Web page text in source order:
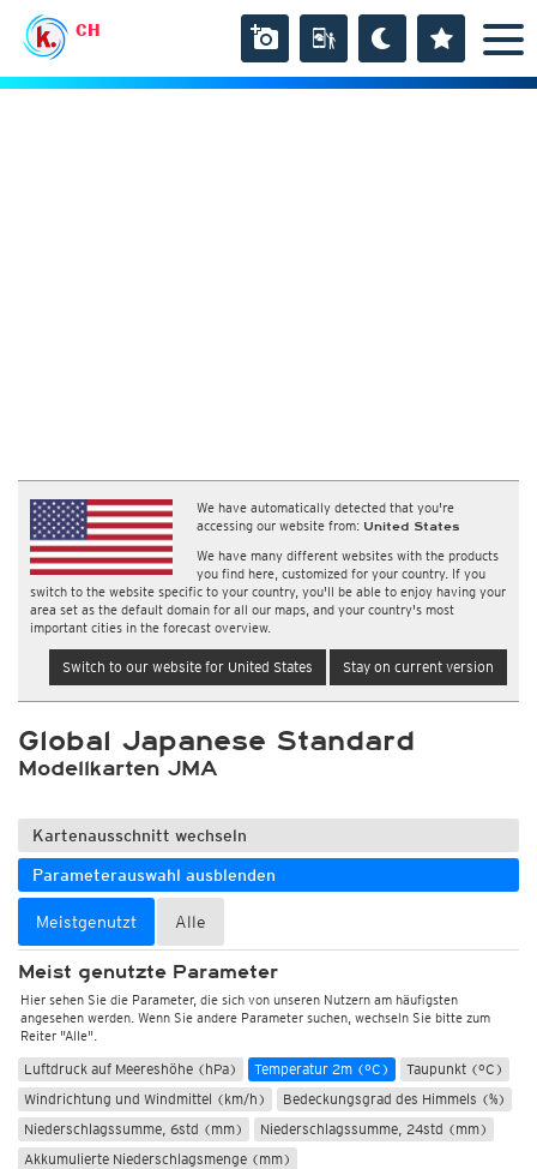
CH
We have automatically detected that you're
accessing our website from: United States
We have many different websites with the products
you find here, customized for your country. If you
switch to the website specific to your country, you'll be able to enjoy having your
area set as the default domain for all our maps, and your country's most
important cities in the forecast overview.
Switch to our website for United States Stay on current version
Global Japanese Standard
Modellkarten JMA
Kartenausschnitt wechseln
Parameterauswahl ausblenden
Meistgenutzt Alle
Meist genutzte Parameter
Hier sehen Sie die Parameter, die sich von unseren Nutzern am häufigsten
angesehen werden. Wenn Sie andere Parameter suchen, wechseln Sie bitte zum
Reiter "Alle".
Luftdruck auf Meereshöhe (hPa) Temperatur 2m (°C)
Taupunkt (°C)
Windrichtung und Windmittel (km/h)
Bedeckungsgrad des Himmels (%)
Niederschlagssumme, 6std (mm)
Niederschlagssumme, 24std (mm)
Akkumulierte Niederschlagsmenge (mm)